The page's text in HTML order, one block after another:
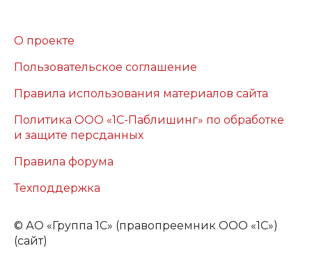
О проекте
Пользовательское соглашение
Правила использования материалов сайта
Политика ООО «1С-Паблишинг» по обработке
и защите персданных
Правила форума
Техподдержка
© АО «Группа 1С» (правопреемник ООО «1С»)
(сайт)